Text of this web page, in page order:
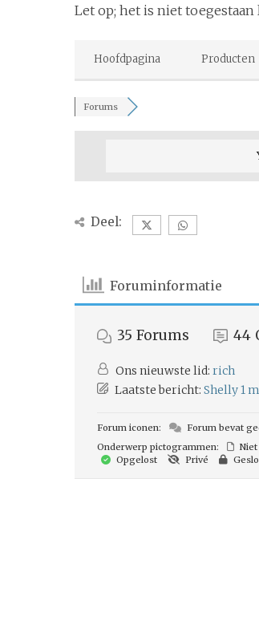
Let op; het is niet
Hoofdpagina Producten
Forums
Deel:
Foruminformatie
35 Forums 44
Ons nieuwste lid: rich
Laatste bericht: Shelly 1
Forum iconen: Forum bevat
Onderwerp pictogrammen:
Opgelost
Privé